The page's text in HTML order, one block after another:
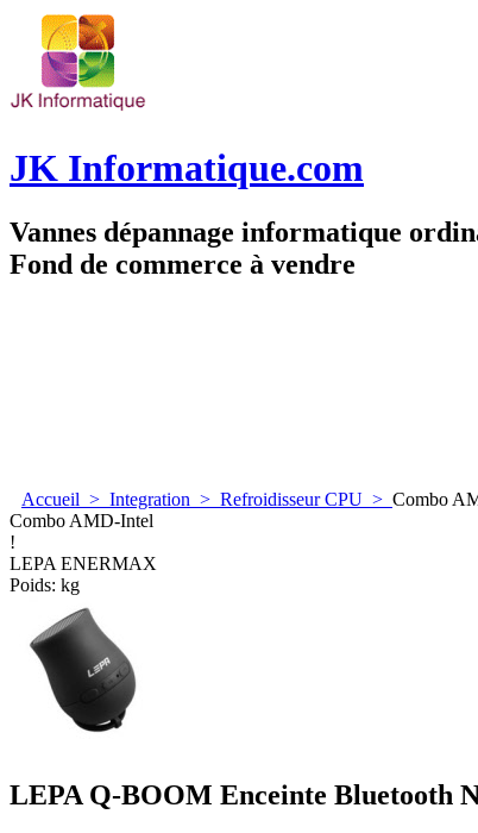
JK Informatique.com
Vannes dépannage informatique
Fond de commerce à vendre
Accueil > Integration > Refroidisseur CPU > Combo
Combo AMD-Intel
!
LEPA ENERMAX
Poids: kg
LEPA Q-BOOM Enceinte Bluetooth